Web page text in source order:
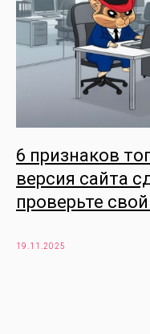
6 признаков
версия сайта
проверьте
19.11.2025